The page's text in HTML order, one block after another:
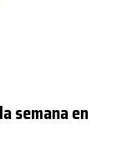
semana en